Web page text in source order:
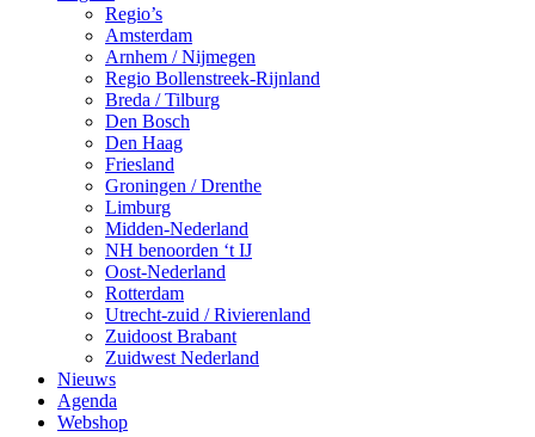
Regio’s
Amsterdam
Arnhem / Nijmegen
Regio Bollenstreek-Rijnland
Breda / Tilburg
Den Bosch
Den Haag
Friesland
Groningen / Drenthe
Limburg
Midden-Nederland
NH benoorden ‘t IJ
Oost-Nederland
Rotterdam
Utrecht-zuid / Rivierenland
Zuidoost Brabant
Zuidwest Nederland
Nieuws
Agenda
Webshop